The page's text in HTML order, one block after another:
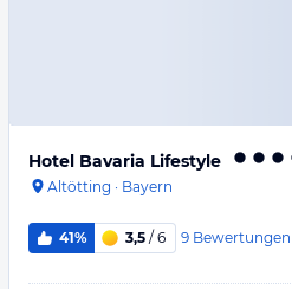
Hotel Bavaria Lifestyle
Altötting · Bayern
41% 3,5 / 6 9 Bewertungen